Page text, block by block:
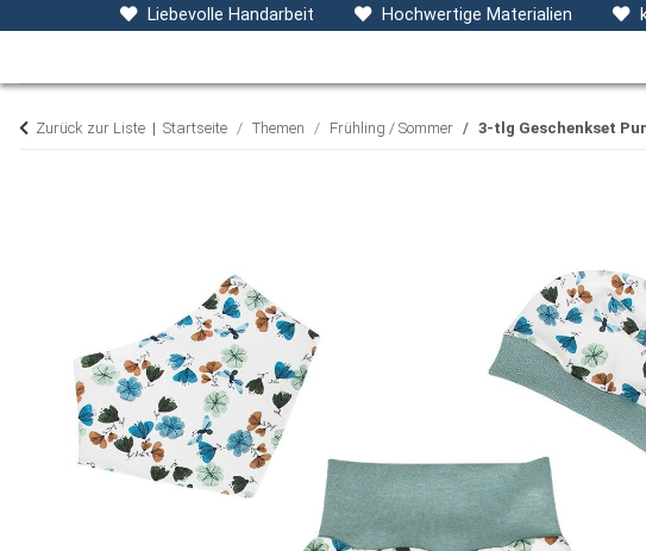
Liebevolle Handarbeit Hochwertige Materialien
Baby- & Kinderkleidung Accessoires Decken,
Zurück zur Liste Startseite Themen Frühling / Sommer 3-tlg Geschenkset